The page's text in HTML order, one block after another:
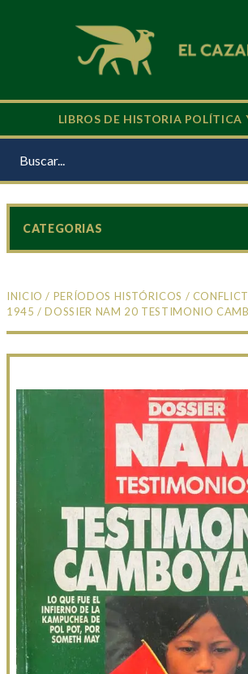
LIBROS DE HISTORIA POLÍTICA
INICIO / PERÍODOS HISTÓRICOS /
1945 / DOSSIER NAM 20 TESTIMONIO
CATEGORIAS